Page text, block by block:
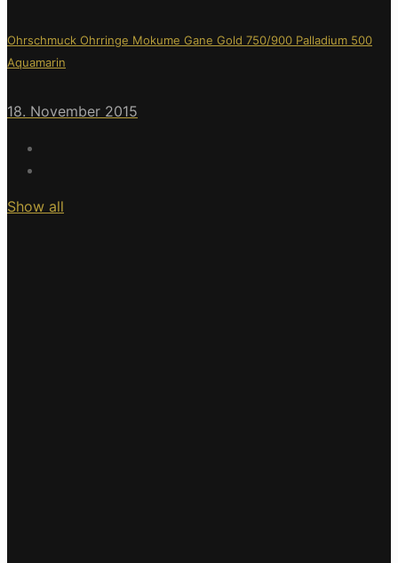
Ohrschmuck Ohrringe Mokume Gane Gold 750/900 Palladium 500
Aquamarin
18. November 2015
Show all